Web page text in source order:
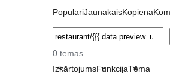
PopulāriJaunākaisKopiena
Meklēt
0 tēmas
IzkārtojumsFunkcijaTēma